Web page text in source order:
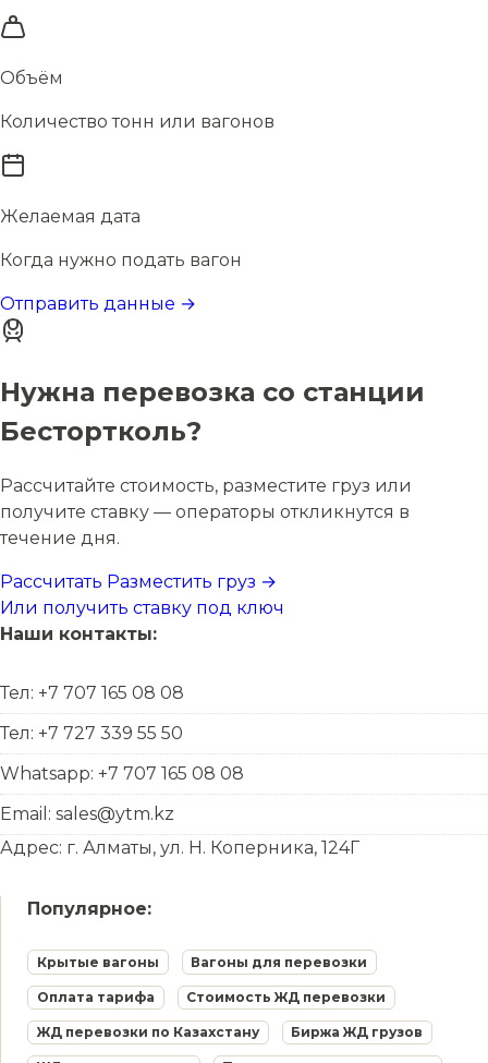
Объём
Количество тонн или вагонов
Желаемая дата
Когда нужно подать вагон
Отправить данные →
Нужна перевозка со станции
Бестортколь?
Рассчитайте стоимость, разместите груз или
получите ставку — операторы откликнутся в
течение дня.
Рассчитать Разместить груз →
Или получить ставку под ключ
Наши контакты:
Тел: +7 707 165 08 08
Тел: +7 727 339 55 50
Whatsapp: +7 707 165 08 08
Email: sales@ytm.kz
Адрес: г. Алматы, ул. Н. Коперника, 124Г
Популярное:
Крытые вагоны Вагоны для перевозки
Оплата тарифа Стоимость ЖД перевозки
ЖД перевозки по Казахстану Биржа ЖД грузов